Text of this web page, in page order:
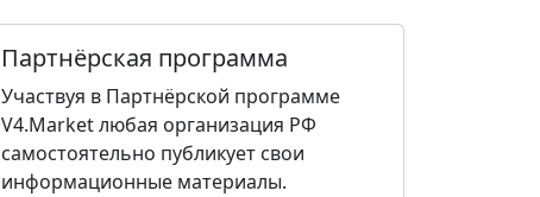
Партнёрская программа
Участвуя в Партнёрской программе
V4.Market любая организация РФ
самостоятельно публикует свои
информационные материалы.